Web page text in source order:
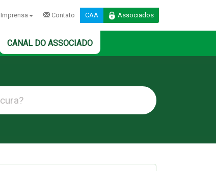
Imprensa Contato CAA Associados
CANAL DO ASSOCIADO